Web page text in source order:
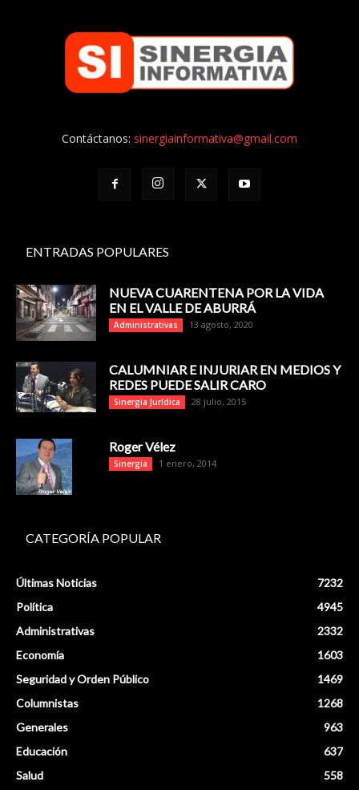
Contáctanos: sinergiainformativa@gmail.com
ENTRADAS POPULARES
NUEVA CUARENTENA POR LA VIDA
EN EL VALLE DE ABURRÁ
Administrativas 13 agosto, 2020
CALUMNIAR E INJURIAR EN MEDIOS Y
REDES PUEDE SALIR CARO
Sinergia Jurídica 28 julio, 2015
Roger Vélez
Sinergia 1 enero, 2014
CATEGORÍA POPULAR
Últimas Noticias
7232
Política
4945
Administrativas
2332
Economía
1603
Seguridad y Orden Público
1469
Columnistas
1268
Generales
963
Educación
637
Salud
558